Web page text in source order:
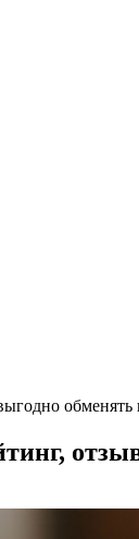
обменять